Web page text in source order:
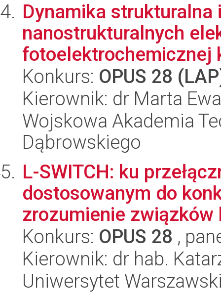
Dynamika strukturalna
nanostrukturalnych
fotoelektrochemicznej
Konkurs: OPUS 28
Kierownik: dr Marta
Wojskowa Akademia
Dąbrowskiego
L-SWITCH: ku
dostosowanym do
zrozumienie
Konkurs: OPUS 28 ,
Kierownik: dr hab.
Uniwersytet